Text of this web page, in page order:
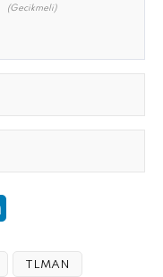
(Gecikmeli)
TLMAN